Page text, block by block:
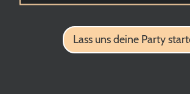
Lass uns deine Party